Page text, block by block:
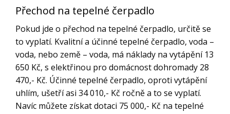
Přechod na tepelné čerpadlo
Pokud jde o přechod na tepelné čerpadlo, určitě se
to vyplatí. Kvalitní a účinné tepelné čerpadlo, voda –
voda, nebo země – voda, má náklady na vytápění 13
650 Kč, s elektřinou pro domácnost dohromady 28
470,- Kč. Účinné tepelné čerpadlo, oproti vytápění
uhlím, ušetří asi 34 010,- Kč ročně a to se vyplatí.
Navíc můžete získat dotaci 75 000,- Kč na tepelné